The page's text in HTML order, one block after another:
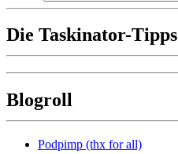
Die Taskinator-Tipps
Blogroll
Podpimp (thx for all)